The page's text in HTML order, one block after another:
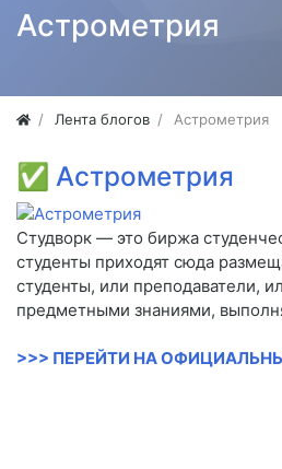
Астрометрия
Лента блогов Астрометрия
✅ Астрометрия
Студворк — это биржа
студенты приходят сюда
студенты, или преподаватели,
предметными знаниями,
>>> ПЕРЕЙТИ НА